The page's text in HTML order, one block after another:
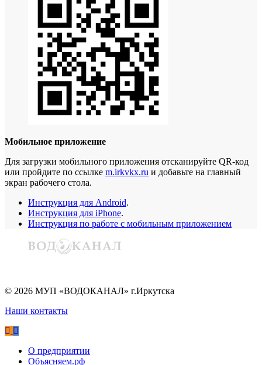
Мобильное приложение
Для загрузки мобильного приложения отсканируйте QR-код
или пройдите по ссылке m.irkvkx.ru и добавьте на главный
экран рабочего стола.
Инструкция для Android.
Инструкция для iPhone.
Инструкция по работе с мобильным приложением
© 2026 МУП «ВОДОКАНАЛ» г.Иркутска
Наши контакты
О предприятии
Объясняем.рф